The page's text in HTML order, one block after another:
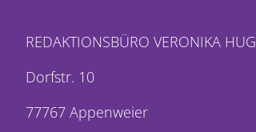
REDAKTIONSBÜRO VERONIKA HUG
Dorfstr. 10
77767 Appenweier